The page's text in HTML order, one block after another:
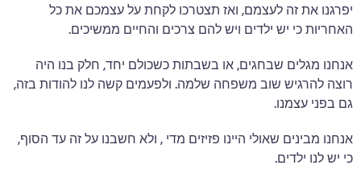
יפרגנו את זה לעצמם, ואז תצטרכו לקחת על עצמכם את כל
האחריות כי יש ילדים ויש להם צרכים והחיים ממשיכים.
אנחנו מגלים שבחגים, או בשבתות כשכולם יחד, חלק בנו היה
רוצה להרגיש שוב משפחה שלמה. ולפעמים קשה לנו להודות בזה,
גם בפני עצמנו.
אנחנו מבינים שאולי היינו פזיזים מדי , ולא חשבנו על זה עד הסוף,
כי יש לנו ילדים.